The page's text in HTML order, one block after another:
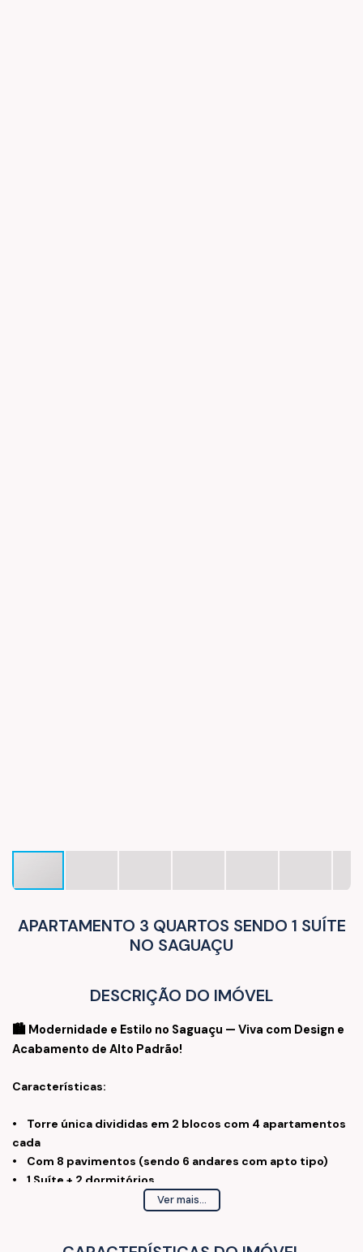
APARTAMENTO 3 QUARTOS SENDO 1 SUÍTE
NO SAGUAÇU
DESCRIÇÃO DO IMÓVEL
🏙️ Modernidade e Estilo no Saguaçu — Viva com Design e
Acabamento de Alto Padrão!
Características:
• Torre única divididas em 2 blocos com 4 apartamentos
cada
• Com 8 pavimentos (sendo 6 andares com apto tipo)
• 1 Suíte + 2 dormitórios
• 61m², 72m² e 73m² de área privativa
Ver mais...